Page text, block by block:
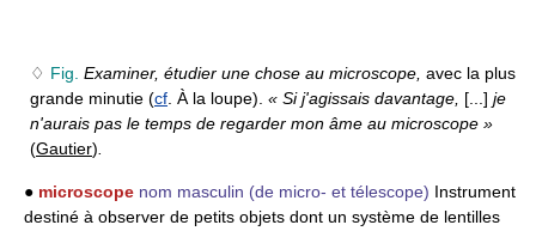
♢ Fig. Examiner, étudier une chose au microscope, avec la plus
grande minutie (cf . À la loupe). « Si j'agissais davantage, [...] je
n'aurais pas le temps de regarder mon âme au microscope »
(Gautier)
● microscope nom masculin (de micro- et télescope) Instrument
destiné à observer de petits objets dont un système de lentilles